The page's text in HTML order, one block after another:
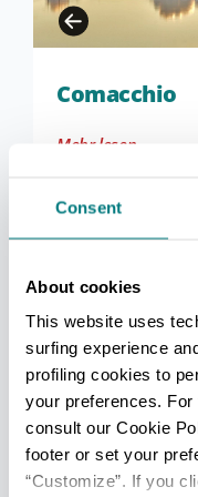
Consent
About cookies
This website uses
surfing experience
profiling cookies to
your preferences.
consult our Cookie
footer or set your
“Customize”. If you
Comacchio
Mehr lesen
Comacchio - Ufficio
(IAT-R)
Info